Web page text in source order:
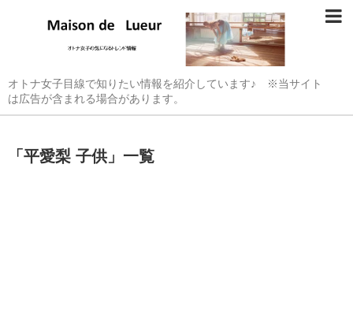
オトナ女子目線で知りたい情報を紹介しています♪ ※当サイト
は広告が含まれる場合があります。
「 平愛梨 子供」 一覧